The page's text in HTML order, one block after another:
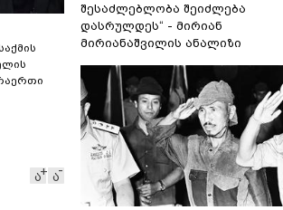
ა ა
შესაძლებლობა შეიძლება
დასრულდეს“ - მირიან
მირიანაშვილის ანალიზი